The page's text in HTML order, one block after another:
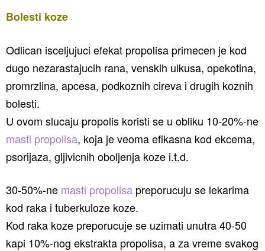
Bolesti koze
Odlican isceljujuci efekat propolisa primecen je kod
dugo nezarastajucih rana, venskih ulkusa, opekotina,
promrzlina, apcesa, podkoznih cireva i drugih koznih
bolesti.
U ovom slucaju propolis koristi se u obliku 10-20%-ne
masti propolisa, koja je veoma efikasna kod ekcema,
psorijaza, gljivicnih oboljenja koze i.t.d.
30-50%-ne masti propolisa preporucuju se lekarima
kod raka i tuberkuloze koze.
Kod raka koze preporucuje se uzimati unutra 40-50
kapi 10%-nog ekstrakta propolisa, a za vreme svakog